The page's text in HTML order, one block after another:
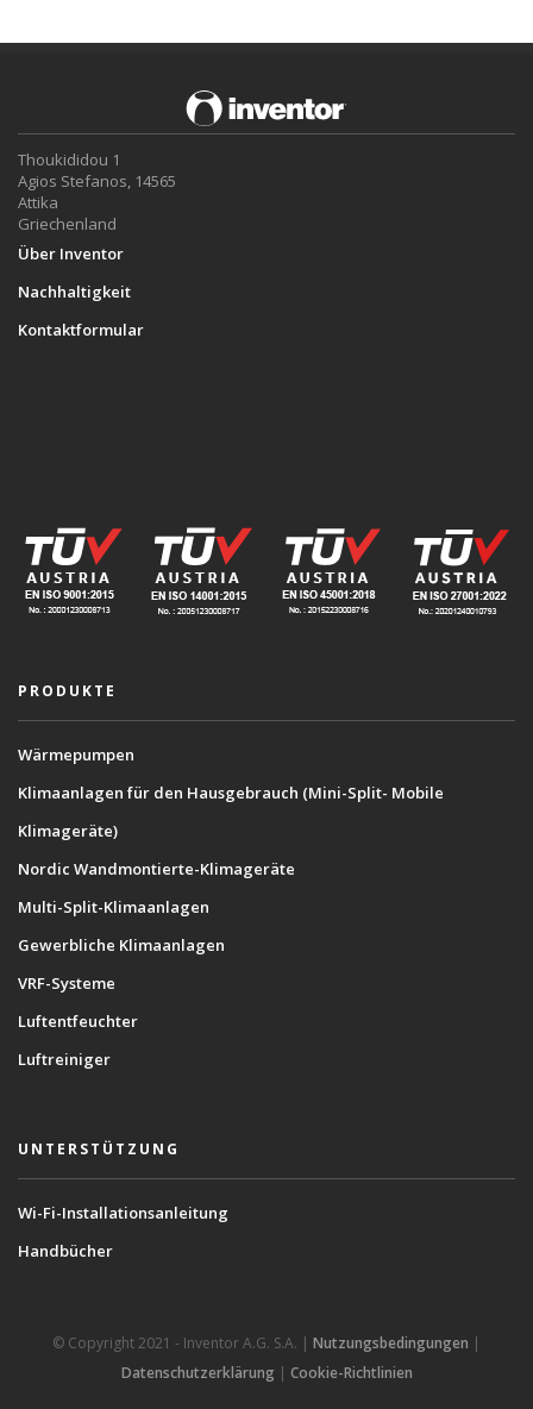
Thoukididou 1
Agios Stefanos, 14565
Attika
Griechenland
Über Inventor
Nachhaltigkeit
Kontaktformular
PRODUKTE
Wärmepumpen
Klimaanlagen für den Hausgebrauch (Mini-Split- Mobile
Klimageräte)
Nordic Wandmontierte-Klimageräte
Multi-Split-Klimaanlagen
Gewerbliche Klimaanlagen
VRF-Systeme
Luftentfeuchter
Luftreiniger
UNTERSTÜTZUNG
Wi-Fi-Installationsanleitung
Handbücher
© Copyright 2021 - Inventor A.G. S.A. | Nutzungsbedingungen |
Datenschutzerklärung | Cookie-Richtlinien